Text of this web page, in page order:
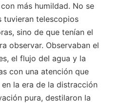
más humildad. No se
tuvieran telescopios
sino de que tenían el
observar. Observaban el
el flujo del agua y la
con una atención que
la era de la distracción
pura, destilaron la